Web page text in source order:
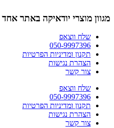
לתוכן
מגוון מוצרי יודאיקה באתר אחד
שלח ווצאפ
050-9997396
תקנון ומדיניות הפרטיות
הצהרת נגישות
צור קשר
שלח ווצאפ
050-9997396
תקנון ומדיניות הפרטיות
הצהרת נגישות
צור קשר